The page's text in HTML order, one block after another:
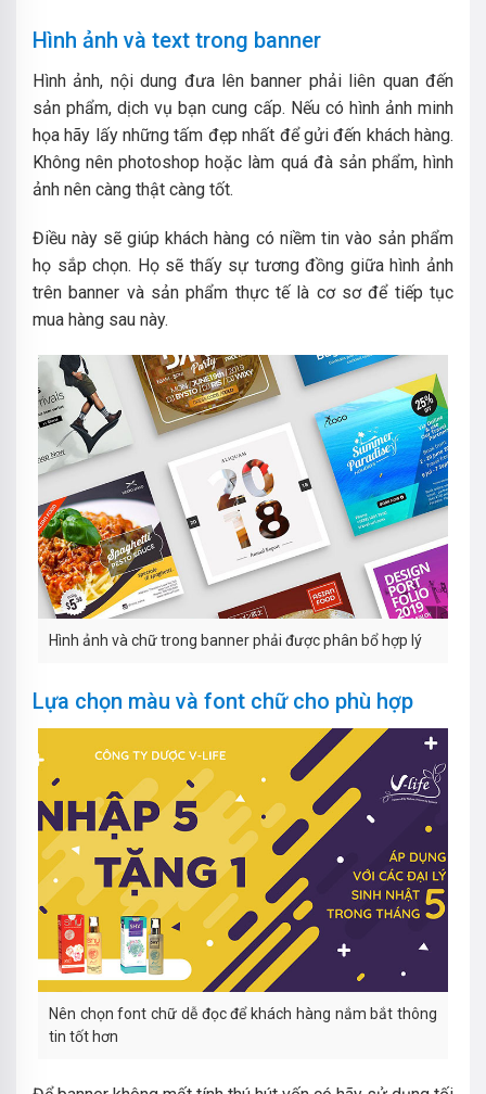
Hình ảnh và text trong banner
Hình ảnh, nội dung đưa lên banner phải liên quan đến
sản phẩm, dịch vụ bạn cung cấp. Nếu có hình ảnh minh
họa hãy lấy những tấm đẹp nhất để gửi đến khách hàng.
Không nên photoshop hoặc làm quá đà sản phẩm, hình
ảnh nên càng thật càng tốt.
Điều này sẽ giúp khách hàng có niềm tin vào sản phẩm
họ sắp chọn. Họ sẽ thấy sự tương đồng giữa hình ảnh
trên banner và sản phẩm thực tế là cơ sơ để tiếp tục
mua hàng sau này.
Hình ảnh và chữ trong banner phải được phân bổ hợp lý
Lựa chọn màu và font chữ cho phù hợp
Nên chọn font chữ dễ đọc để khách hàng nắm bắt thông
tin tốt hơn